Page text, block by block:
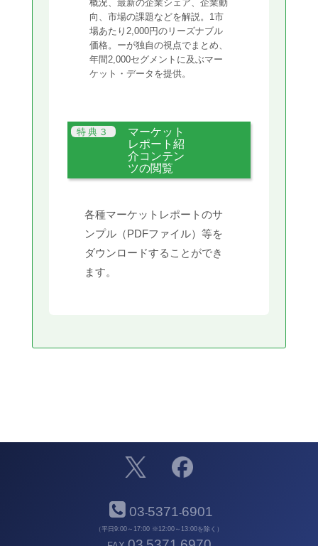
概況、最新の企業シェア、企業動
向、市場の課題などを解説。1市
場あたり2,000円のリーズナブル
価格。ーが独自の視点でまとめ、
年間2,000セグメントに及ぶマー
ケット・データを提供。
マーケット
レポート紹
介コンテン
ツの閲覧
各種マーケットレポートのサ
ンプル（PDFファイル）等を
ダウンロードすることができ
ます。
03-5371-6901
（平日9:00～17:00 ※12:00～13:00を除く）